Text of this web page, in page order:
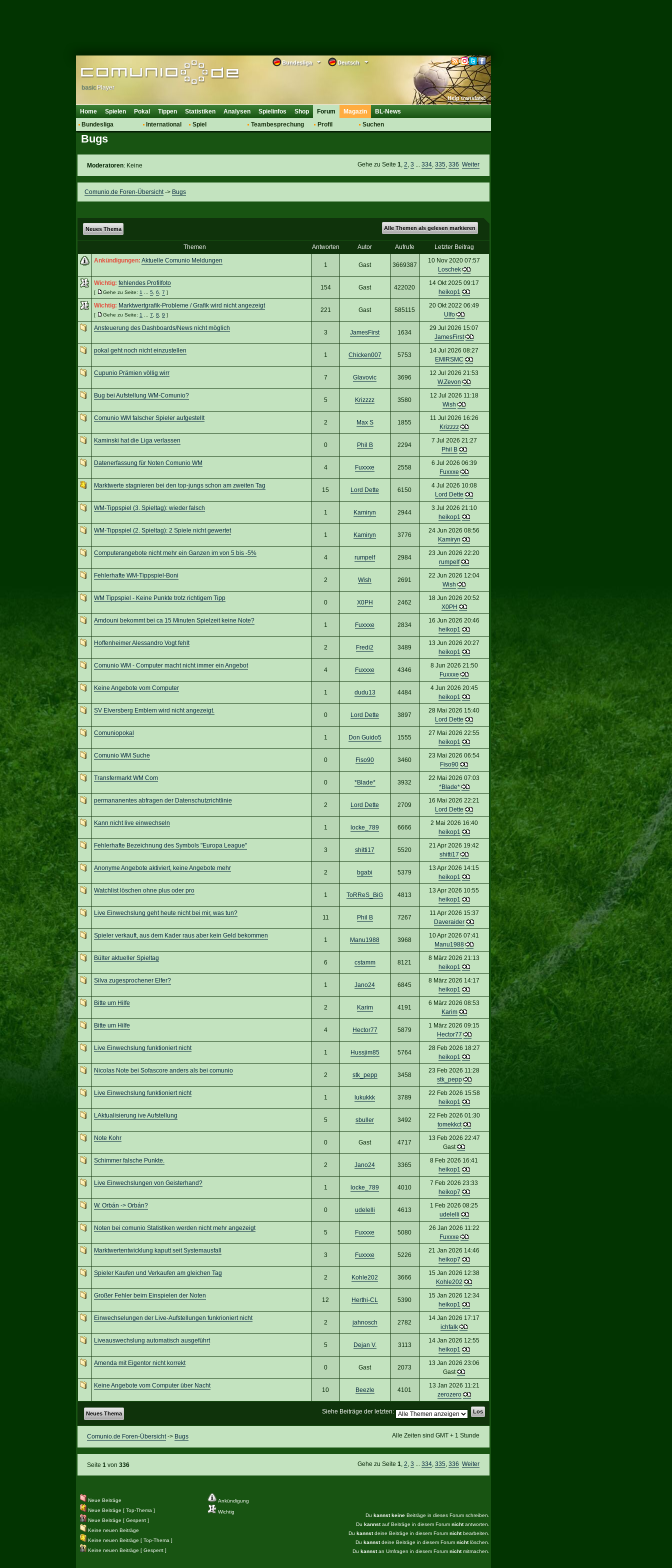
Deutsch
Bundesliga
Help translate!
basic Player
Home Spielen Pokal Tippen Statistiken Analysen Spielinfos Shop
Forum
Bundesliga
Hot News
Spielanalyse
International
Spiel
Teambesprechung
Profil
Suchen
Magazin BL-News
Bugs
Gehe zu Seite1 ,2 ,3 ...334 ,335 ,336 Weiter
Moderatoren: Keine
Comunio.de Foren-Übersicht-> Bugs
Alle Themen als gelesen markieren
Neues Thema
Themen Antworten Autor Aufrufe
Letzter Beitrag
Ankündigungen: Aktuelle Comunio Meldungen
1 Gast 3669387
10 Nov 2020 07:57
Loschek
Wichtig: fehlendes Profilfoto
[ Gehe zu Seite: 1 5 6 7 ]
154 Gast 422020
14 Okt 2025 09:17
heikop1
Wichtig: Marktwertgrafik-Probleme / Grafik wird nicht angezeigt
[ Gehe zu Seite: 1 7 8 9 ]
221 Gast 585115
20 Okt 2022 06:49
Ulfo
Ansteuerung des Dashboards/News nicht möglich
3 JamesFirst 1634
29 Jul 2026 15:07
JamesFirst
pokal geht noch nicht einzustellen
1 Chicken007 5753
14 Jul 2026 08:27
EMIRSMC
Cupunio Prämien völlig wirr
7 Glavovic 3696
12 Jul 2026 21:53
W.Zevon
Bug bei Aufstellung WM-Comunio?
5 Krizzzz 3580
12 Jul 2026 11:18
Wish
Comunio WM falscher Spieler aufgestellt
2 Max S 1855
11 Jul 2026 16:26
Krizzzz
Kaminski hat die Liga verlassen
0 Phil B 2294
7 Jul 2026 21:27
Phil B
Datenerfassung für Noten Comunio WM
4 Fuxxxe 2558
6 Jul 2026 06:39
Fuxxxe
Marktwerte stagnieren bei den top-jungs schon am zweiten Tag
15 Lord Dette 6150
4 Jul 2026 10:08
Lord Dette
WM-Tippspiel (3. Spieltag): wieder falsch
1 Kamiryn 2944
3 Jul 2026 21:10
heikop1
WM-Tippspiel (2. Spieltag): 2 Spiele nicht gewertet
1 Kamiryn 3776
24 Jun 2026 08:56
Kamiryn
Computerangebote nicht mehr ein Ganzen im von 5 bis -5%
4 rumpelf 2984
23 Jun 2026 22:20
rumpelf
Fehlerhafte WM-Tippspiel-Boni
2 Wish 2691
22 Jun 2026 12:04
Wish
WM Tippspiel - Keine Punkte trotz richtigem Tipp
0 X0PH 2462
18 Jun 2026 20:52
X0PH
Amdouni bekommt bei ca 15 Minuten Spielzeit keine Note?
1 Fuxxxe 2834
16 Jun 2026 20:46
heikop1
Hoffenheimer Alessandro Vogt fehlt
2 Fredi2 3489
13 Jun 2026 20:27
heikop1
Comunio WM - Computer macht nicht immer ein Angebot
4 Fuxxxe 4346
8 Jun 2026 21:50
Fuxxxe
Keine Angebote vom Computer
1 dudu13 4484
4 Jun 2026 20:45
heikop1
SV Elversberg Emblem wird nicht angezeigt.
0 Lord Dette 3897
28 Mai 2026 15:40
Lord Dette
Comuniopokal
1 Don Guido5 1555
27 Mai 2026 22:55
heikop1
Comunio WM Suche
0 Fiso90 3460
23 Mai 2026 06:54
Fiso90
Transfermarkt WM Com
0 *Blade* 3932
22 Mai 2026 07:03
*Blade*
permananentes abfragen der Datenschutzrichtlinie
2 Lord Dette 2709
16 Mai 2026 22:21
Lord Dette
Kann nicht live einwechseln
1 locke_789 6666
2 Mai 2026 16:40
heikop1
Fehlerhafte Bezeichnung des Symbols "Europa League"
3 shitti17 5520
21 Apr 2026 19:42
shitti17
Anonyme Angebote aktiviert, keine Angebote mehr
2 bgabi 5379
13 Apr 2026 14:15
heikop1
Watchlist löschen ohne plus oder pro
1 ToRReS_BiG 4813
13 Apr 2026 10:55
heikop1
Live Einwechslung geht heute nicht bei mir, was tun?
11 Phil B 7267
11 Apr 2026 15:37
Daveraider
Spieler verkauft, aus dem Kader raus aber kein Geld bekommen
1 Manu1988 3968
10 Apr 2026 07:41
Manu1988
Bülter aktueller Spieltag
6 cstamm 8121
8 März 2026 21:13
heikop1
Silva zugesprochener Elfer?
1 Jano24 6845
8 März 2026 14:17
heikop1
Bitte um Hilfe
2 Karim 4191
6 März 2026 08:53
Karim
Bitte um Hilfe
4 Hector77 5879
1 März 2026 09:15
Hector77
Live Einwechslung funktioniert nicht
1 Hussjim85 5764
28 Feb 2026 18:27
heikop1
Nicolas Note bei Sofascore anders als bei comunio
2 stk_pepp 3458
23 Feb 2026 11:28
stk_pepp
Live Einwechslung funktioniert nicht
1 lukukkk 3789
22 Feb 2026 15:58
heikop1
LAktualisierung ive Aufstellung
5 sbuller 3492
22 Feb 2026 01:30
tomekkct
Note Kohr
0 Gast 4717
13 Feb 2026 22:47
Gast
Schimmer falsche Punkte.
2 Jano24 3365
8 Feb 2026 16:41
heikop1
Live Einwechslungen von Geisterhand?
1 locke_789 4010
7 Feb 2026 23:33
heikop7
W. Orbán -> Orbán?
0 udelelli 4613
1 Feb 2026 08:25
udelelli
Noten bei comunio Statistiken werden nicht mehr angezeigt
5 Fuxxxe 5080
26 Jan 2026 11:22
Fuxxxe
Marktwertentwicklung kaputt seit Systemausfall
3 Fuxxxe 5226
21 Jan 2026 14:46
heikop7
Spieler Kaufen und Verkaufen am gleichen Tag
2 Kohle202 3666
15 Jan 2026 12:38
Kohle202
Großer Fehler beim Einspielen der Noten
12 Herthi-CL 5390
15 Jan 2026 12:34
heikop1
Einwechselungen der Live-Aufstellungen funkrioniert nicht
2 jahnosch 2782
14 Jan 2026 17:17
ichfalk
Liveauswechslung automatisch ausgeführt
5 Dejan V. 3113
14 Jan 2026 12:55
heikop1
Amenda mit Eigentor nicht korrekt
0 Gast 2073
13 Jan 2026 23:06
Gast
Keine Angebote vom Computer über Nacht
10 Beezle 4101
13 Jan 2026 11:21
zerozero
Siehe Beiträge der letzten:
Neues Thema
Alle Zeiten sind GMT + 1 Stunde
Comunio.de Foren-Übersicht-> Bugs
Gehe zu Seite1 ,2 ,3 ...334 ,335 ,336 Weiter
Seite 1 von 336
Ankündigung
Wichtig
Neue Beiträge
Neue Beiträge [ Top-Thema ]
Neue Beiträge [ Gesperrt ]
Keine neuen Beiträge
Keine neuen Beiträge [ Top-Thema ]
Keine neuen Beiträge [ Gesperrt ]
Du kannst keineBeiträge in dieses Forum schreiben.
Du kannstauf Beiträge in diesem Forum nichtantworten.
Du kannstdeine Beiträge in diesem Forum nichtbearbeiten.
Du kannstdeine Beiträge in diesem Forum nichtlöschen.
Du kannstan Umfragen in diesem Forum nichtmitmachen.